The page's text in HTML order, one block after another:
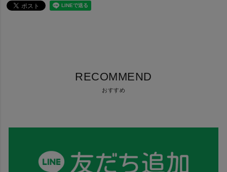
RECOMMEND
おすすめ